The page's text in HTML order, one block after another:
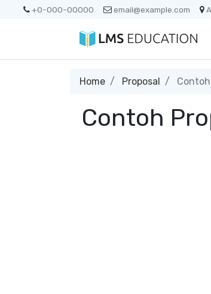
+0-000-00000 email@example.com
Home Proposal Contoh
Contoh